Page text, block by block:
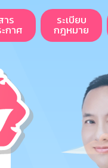
าร
ะกาศ
ระเบียบ
กฎหมาย